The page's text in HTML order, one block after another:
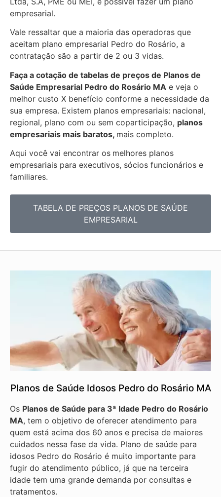
empresarial.
Vale ressaltar que a maioria das operadoras que
aceitam plano empresarial Pedro do Rosário, a
contratação são a partir de 2 ou 3 vidas.
Faça a cotação de tabelas de preços de Planos de
Saúde Empresarial Pedro do Rosário MA e veja o
melhor custo X benefício conforme a necessidade da
sua empresa. Existem planos empresariais: nacional,
regional, plano com ou sem coparticipação, planos
empresariais mais baratos, mais completo.
Aqui você vai encontrar os melhores planos
empresariais para executivos, sócios funcionários e
familiares.
TABELA DE PREÇOS PLANOS DE SAÚDE
EMPRESARIAL
Planos de Saúde Idosos Pedro do Rosário MA
Os Planos de Saúde para 3ª Idade Pedro do Rosário
MA, tem o objetivo de oferecer atendimento para
quem está acima dos 60 anos e precisa de maiores
cuidados nessa fase da vida. Plano de saúde para
idosos Pedro do Rosário é muito importante para
fugir do atendimento público, já que na terceira
idade tem uma grande demanda por consultas e
tratamentos.